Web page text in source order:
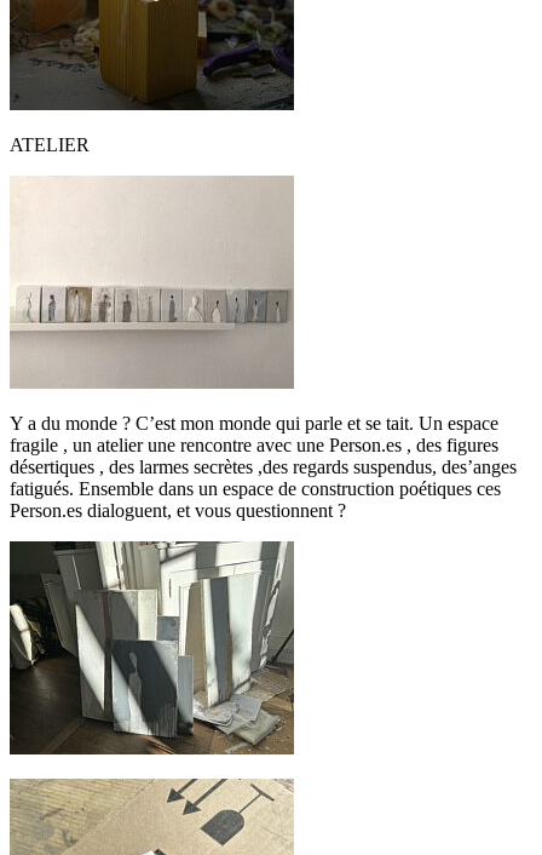
ATELIER
Y a du monde ? C’est mon monde qui parle et se tait. Un espace
fragile , un atelier une rencontre avec une Person.es , des figures
désertiques , des larmes secrètes ,des regards suspendus, des’anges
fatigués. Ensemble dans un espace de construction poétiques ces
Person.es dialoguent, et vous questionnent ?